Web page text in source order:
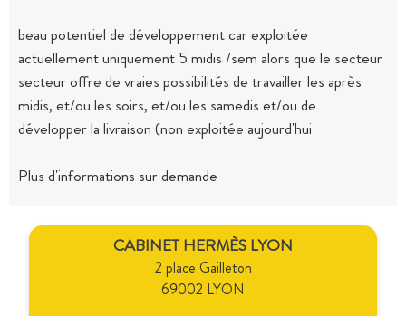
beau potentiel de développement car exploitée
actuellement uniquement 5 midis /sem alors que le secteur
secteur offre de vraies possibilités de travailler les après
midis, et/ou les soirs, et/ou les samedis et/ou de
développer la livraison (non exploitée aujourd'hui
Plus d'informations sur demande
CABINET HERMÈS LYON
2 place Gailleton
69002 LYON